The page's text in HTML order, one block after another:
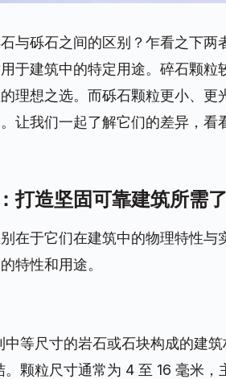
与砾石之间的区别？乍看之下两
于建筑中的特定用途。碎石颗粒
理想之选。而砾石颗粒更小、更
让我们一起了解它们的差异，看
打造坚固可靠建筑所需
在于它们在建筑中的物理特性与
特性和用途。
中等尺寸的岩石或石块构成的建
。颗粒尺寸通常为 4 至 16 毫米